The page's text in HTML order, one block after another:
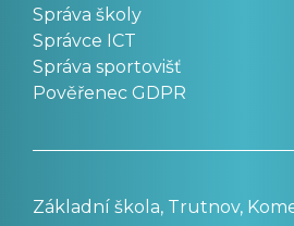
Správa školy
Správce ICT
Správa sportovišť
Pověřenec GDPR
Základní škola, Trutnov,